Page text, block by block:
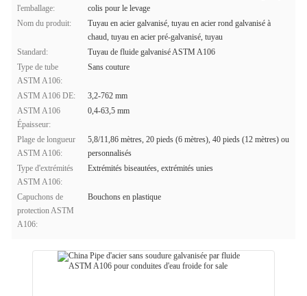
l'emballage:
colis pour le levage
Nom du produit:
Tuyau en acier galvanisé, tuyau en acier rond galvanisé à
chaud, tuyau en acier pré-galvanisé, tuyau
Standard:
Tuyau de fluide galvanisé ASTM A106
Type de tube
ASTM A106:
Sans couture
ASTM A106 DE:
3,2-762 mm
ASTM A106
Épaisseur:
0,4-63,5 mm
Plage de longueur
ASTM A106:
5,8/11,86 mètres, 20 pieds (6 mètres), 40 pieds (12 mètres) ou
personnalisés
Type d'extrémités
ASTM A106:
Extrémités biseautées, extrémités unies
Capuchons de
protection ASTM
A106:
Bouchons en plastique